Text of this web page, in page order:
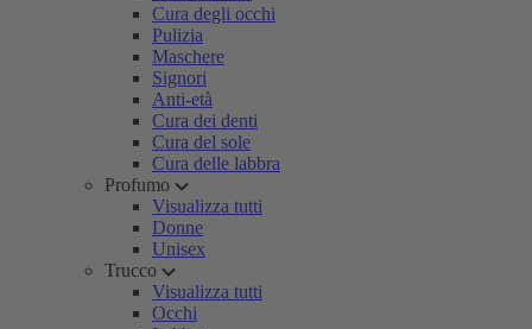
Cura degli occhi
Pulizia
Maschere
Signori
Anti-età
Cura dei denti
Cura del sole
Cura delle labbra
Profumo
Visualizza tutti
Donne
Unisex
Trucco
Visualizza tutti
Occhi